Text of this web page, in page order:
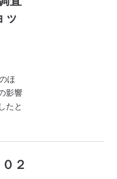
ッ
ほ
影響
たと
２